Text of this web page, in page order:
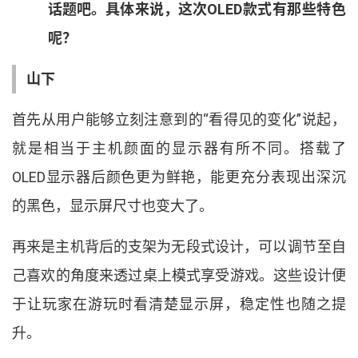
话题吧。 具体来说， 这次OLED款式有那些特色
呢？
山下
首先从用户能够立刻注意到的“看得见的变化”说起，
就是相当于主机颜面的显示器有所不同 。 搭载了
OLED显示器后颜色更为鲜艳， 能更充分表现出深沉
的黑色， 显示屏尺寸也变大了。
再来是主机背后的支架为无段式设计， 可以调节至自
己喜欢的角度来透过桌上模式享受游戏。 这些设计便
于让玩家在游玩时看清楚显示屏 ， 稳定性也随之提
升。